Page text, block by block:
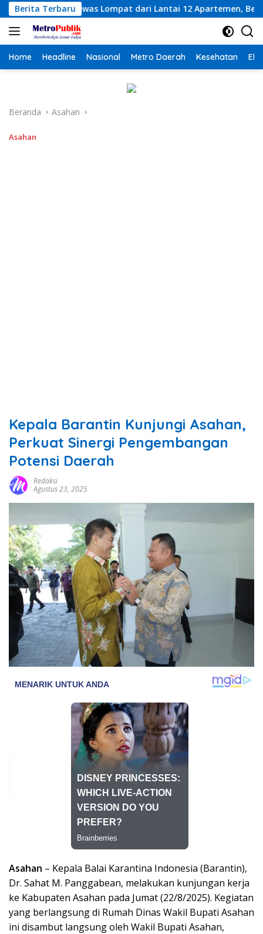
Langsung
ke
konten
Berita Terbaru
dari Lantai 12 Apartemen, Berawal dari Pesan Wanita
Home Headline Nasional Metro Daerah Kesehatan
Beranda Asahan
Asahan
Kepala Barantin Kunjungi Asahan,
Perkuat Sinergi Pengembangan
Potensi Daerah
Redaksi
Agustus 23, 2025
Asahan – Kepala Balai Karantina Indonesia (Barantin),
Dr. Sahat M. Panggabean, melakukan kunjungan kerja
ke Kabupaten Asahan pada Jumat (22/8/2025). Kegiatan
yang berlangsung di Rumah Dinas Wakil Bupati Asahan
ini disambut langsung oleh Wakil Bupati Asahan,